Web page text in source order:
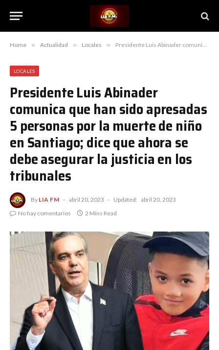
Home » Actualidad » Locales » Presidente Luis Abinader comunica que han sido apresadas 5 personas por la muerte de niño en Santiago; dice que ahora se debe asegurar la justicia en los tribunales
LOCALES
Presidente Luis Abinader
comunica que han sido apresadas
5 personas por la muerte de niño
en Santiago; dice que ahora se
debe asegurar la justicia en los
tribunales
By LIA FM abril 20, 2023 Updated: abril 20, 2023
No hay comentarios
2 Mins Read